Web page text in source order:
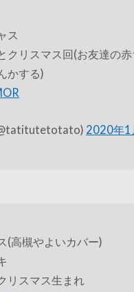
ス
クリスマス回(お友達の
かする)
2020年1
(高槻やよいカバー)
リスマス生まれ